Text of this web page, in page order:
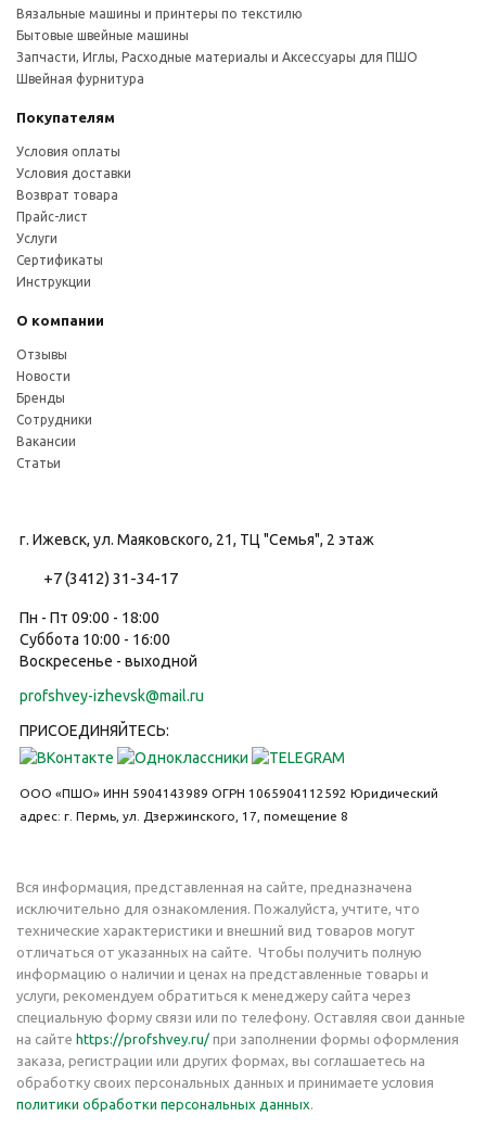
г. Ижевск, ул. Маяковского, 21, ТЦ "Семья", 2 этаж
+7 (3412) 31-34-17
Пн - Пт 09:00 - 18:00
Суббота 10:00 - 16:00
Воскресенье - выходной
profshvey-izhevsk@mail.ru
ПРИСОЕДИНЯЙТЕСЬ:
ООО «ПШО» ИНН 5904143989 ОГРН 1065904112592 Юридический
адрес: г. Пермь, ул. Дзержинского, 17, помещение 8
Вязальные машины и принтеры по текстилю
Бытовые швейные машины
Запчасти, Иглы, Расходные материалы и Аксессуары для ПШО
Швейная фурнитура
Покупателям
Условия оплаты
Условия доставки
Возврат товара
Прайс-лист
Услуги
Сертификаты
Инструкции
О компании
Отзывы
Новости
Бренды
Сотрудники
Вакансии
Статьи
Вся информация, представленная на сайте, предназначена
исключительно для ознакомления. Пожалуйста, учтите, что
технические характеристики и внешний вид товаров могут
отличаться от указанных на сайте. Чтобы получить полную
информацию о наличии и ценах на представленные товары и
услуги, рекомендуем обратиться к менеджеру сайта через
специальную форму связи или по телефону. Оставляя свои данные
на сайте https://profshvey.ru/ при заполнении формы оформления
заказа, регистрации или других формах, вы соглашаетесь на
обработку своих персональных данных и принимаете условия
политики обработки персональных данных.